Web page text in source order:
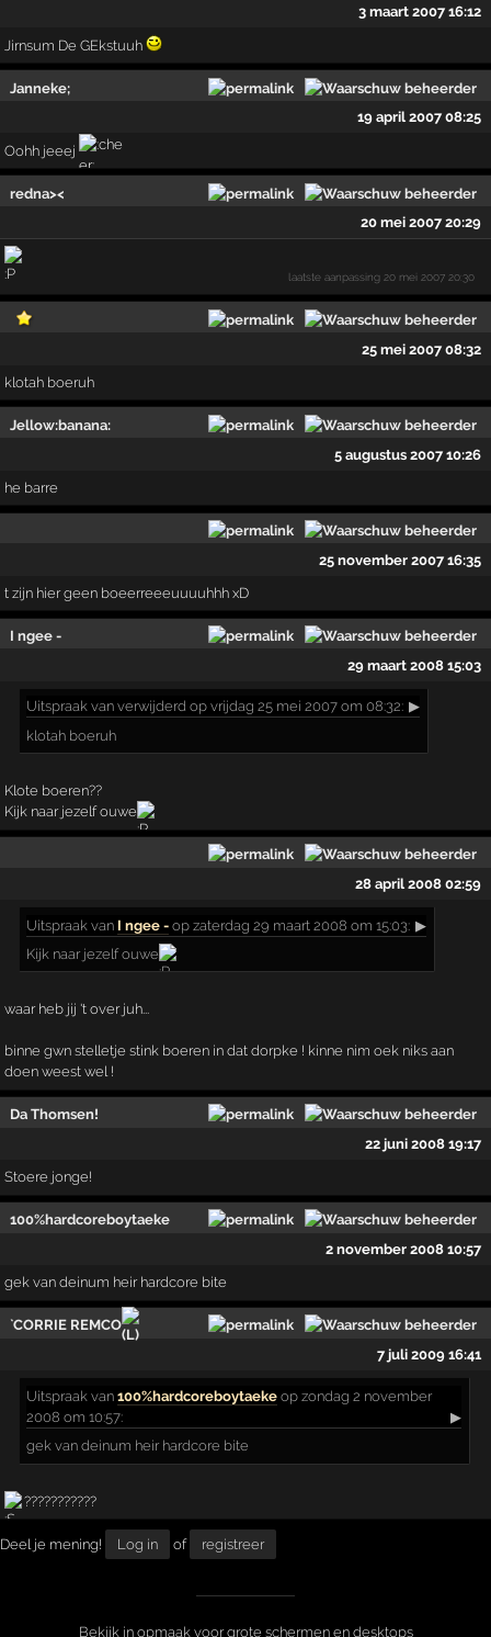
3 maart 2007 16:12
Jirnsum De GEkstuuh
Janneke;
19 april 2007 08:25
Oohh jeeej
redna><
20 mei 2007 20:29
laatste aanpassing 20 mei 2007 20:30
25 mei 2007 08:32
klotah boeruh
Jellow:banana:
5 augustus 2007 10:26
he barre
25 november 2007 16:35
t zijn hier geen boeerreeeuuuuhhh xD
I ngee -
29 maart 2008 15:03
Uitspraak van verwijderd op vrijdag 25 mei 2007 om 08:32: ▶
klotah boeruh
Klote boeren??
Kijk naar jezelf ouwe
28 april 2008 02:59
Uitspraak van I ngee - op zaterdag 29 maart 2008 om 15:03: ▶
Kijk naar jezelf ouwe
waar heb jij 't over juh...
binne gwn stelletje stink boeren in dat dorpke ! kinne nim oek niks aan
doen weest wel !
Da Thomsen!
22 juni 2008 19:17
Stoere jonge!
100%hardcoreboytaeke
2 november 2008 10:57
gek van deinum heir hardcore bite
`CORRIE REMCO
7 juli 2009 16:41
Uitspraak van100%hardcoreboytaeke op zondag 2 november
2008 om 10:57:
▶
gek van deinum heir hardcore bite
???????????
Deel je mening! Log in of registreer
Bekijk in opmaak voor grote schermen en desktops